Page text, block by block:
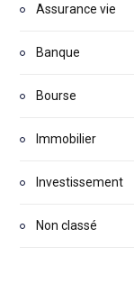
Assurance vie
Banque
Bourse
Immobilier
Investissement
Non classé